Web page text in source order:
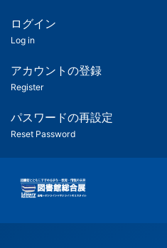
ツ
匿
名
ユ
ー
ー
用
メ
ログイン
Log in
アカウントの登録
Register
パスワードの再設定
Reset Password